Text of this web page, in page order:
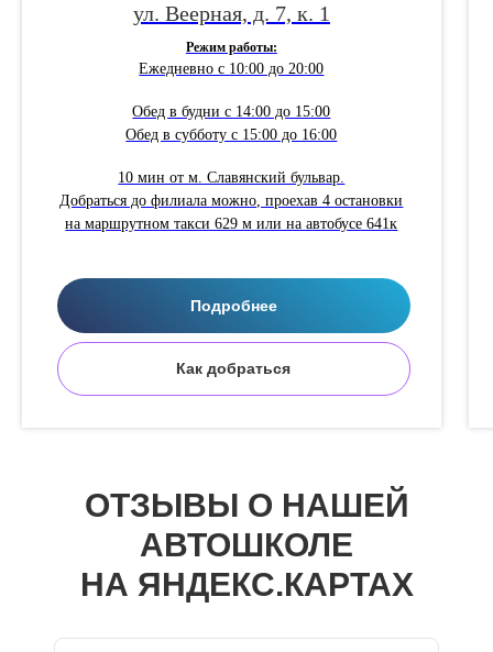
ул. Веерная, д. 7, к. 1
Режим работы:
Ежедневно с 10:00 до 20:00
Обед в будни с 14:00 до 15:00
Обед в субботу с 15:00 до 16:00
10 мин от м. Славянский бульвар.
Добраться до филиала можно, проехав 4 остановки
на маршрутном такси 629 м или на автобусе 641к
Подробнее
Как добраться
ОТЗЫВЫ О НАШЕЙ
АВТОШКОЛЕ
НА ЯНДЕКС.КАРТАХ